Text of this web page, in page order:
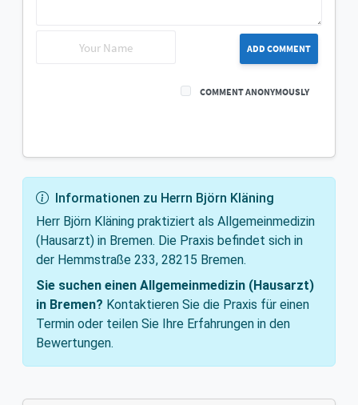
ADD COMMENT
COMMENT ANONYMOUSLY
Informationen zu Herrn Björn Kläning
Herr Björn Kläning praktiziert als Allgemeinmedizin
(Hausarzt) in Bremen. Die Praxis befindet sich in
der Hemmstraße 233, 28215 Bremen.
Sie suchen einen Allgemeinmedizin (Hausarzt)
in Bremen? Kontaktieren Sie die Praxis für einen
Termin oder teilen Sie Ihre Erfahrungen in den
Bewertungen.